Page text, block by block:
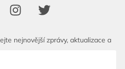
nejnovější zprávy, aktualizace a